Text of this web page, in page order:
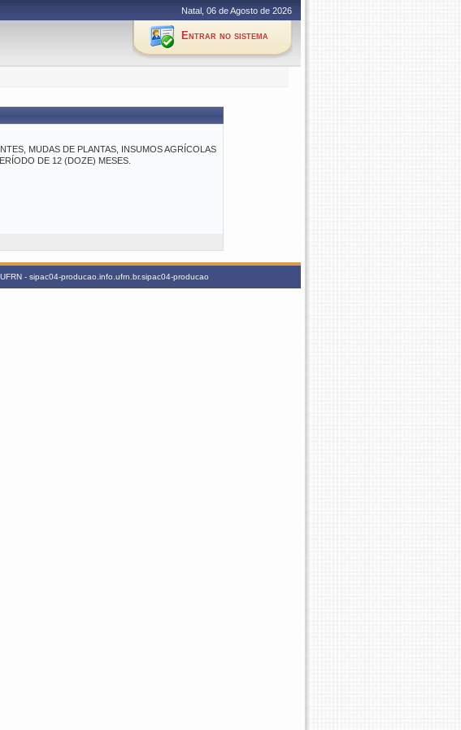
Natal, 06 de Agosto de 2026
Entrar no sistema
MUDAS DE PLANTAS, INSUMOS AGRÍCOLAS
DE 12 (DOZE) MESES.
- sipac04-producao.info.ufrn.br.sipac04-producao